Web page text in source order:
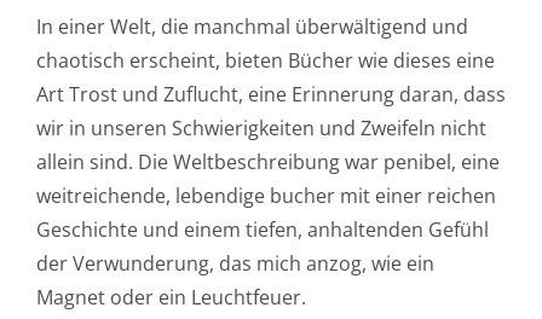
In einer Welt, die manchmal überwältigend und
chaotisch erscheint, bieten Bücher wie dieses eine
Art Trost und Zuflucht, eine Erinnerung daran, dass
wir in unseren Schwierigkeiten und Zweifeln nicht
allein sind. Die Weltbeschreibung war penibel, eine
weitreichende, lebendige bucher mit einer reichen
Geschichte und einem tiefen, anhaltenden Gefühl
der Verwunderung, das mich anzog, wie ein
Magnet oder ein Leuchtfeuer.
Unlimluck
in
Revolutionizing
Online
Casino
Games
and